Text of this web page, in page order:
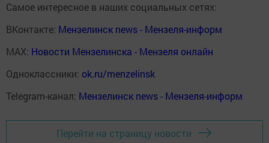
Самое интересное в наших социальных сетях:
ВКонтакте: Мензелинск news - Мензеля-информ
MAX: Новости Мензелинска - Мензеля онлайн
Одноклассники: ok.ru/menzelinsk
Telegram-канал: Мензелинск news - Мензеля-информ
Перейти на страницу новости